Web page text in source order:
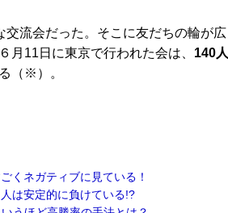
流会だった。そこに友だちの輪が広
月11日に東京で行われた会は、 140人
（※）。
くネガティブに見ている！
は安定的に負けている!?